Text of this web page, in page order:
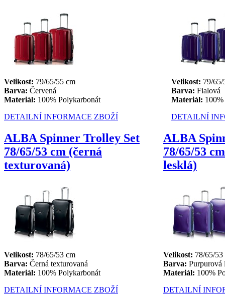
Velikost: 79/65/55 cm
Barva: Červená
Materiál: 100% Polykarbonát
Velikost: 79/65/
Barva: Fialová
Materiál:
DETAILNÍ INFORMACE ZBOŽÍ
DETAILNÍ
ALBA Spinner Trolley Set
78/65/53 cm (černá
texturovaná)
ALBA
78/65/53
lesklá)
Velikost: 78/65/53 cm
Barva: Černá texturovaná
Materiál: 100% Polykarbonát
Velikost: 78/65/53
Barva: Purpurová
Materiál: 100%
DETAILNÍ INFORMACE ZBOŽÍ
DETAILNÍ